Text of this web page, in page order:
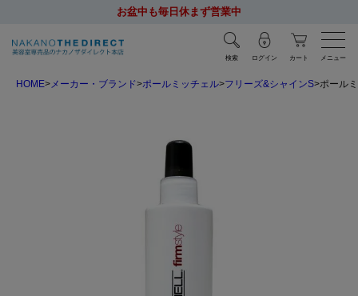
お盆中も毎日休まず営業中
検索 ログイン カート メニュー
HOME メーカー・ブランド ポールミッチェル フリーズ&シャインS ポール